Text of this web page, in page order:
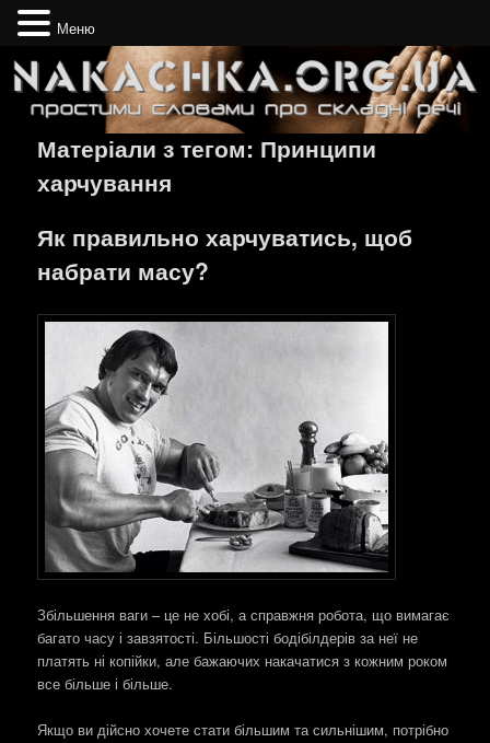
Nakachka.org.ua
Простими словами про складні речі
Матеріали з тегом: Принципи
харчування
Як правильно харчуватись, щоб
набрати масу?
Збільшення ваги – це не хобі, а справжня робота, що вимагає
багато часу і завзятості. Більшості бодібілдерів за неї не
платять ні копійки, але бажаючих накачатися з кожним роком
все більше і більше.
Якщо ви дійсно хочете стати більшим та сильнішим, потрібно
Меню